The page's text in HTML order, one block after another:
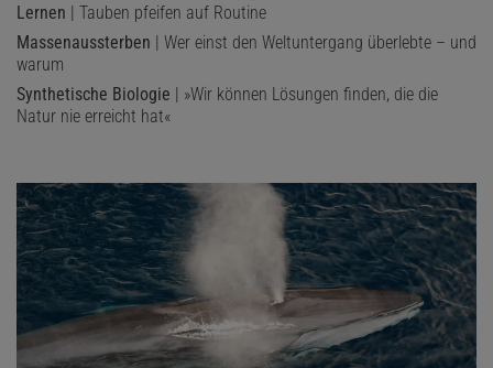
Lernen | Tauben pfeifen auf Routine
Massenaussterben | Wer einst den Weltuntergang überlebte – und
warum
Synthetische Biologie | »Wir können Lösungen finden, die die
Natur nie erreicht hat«